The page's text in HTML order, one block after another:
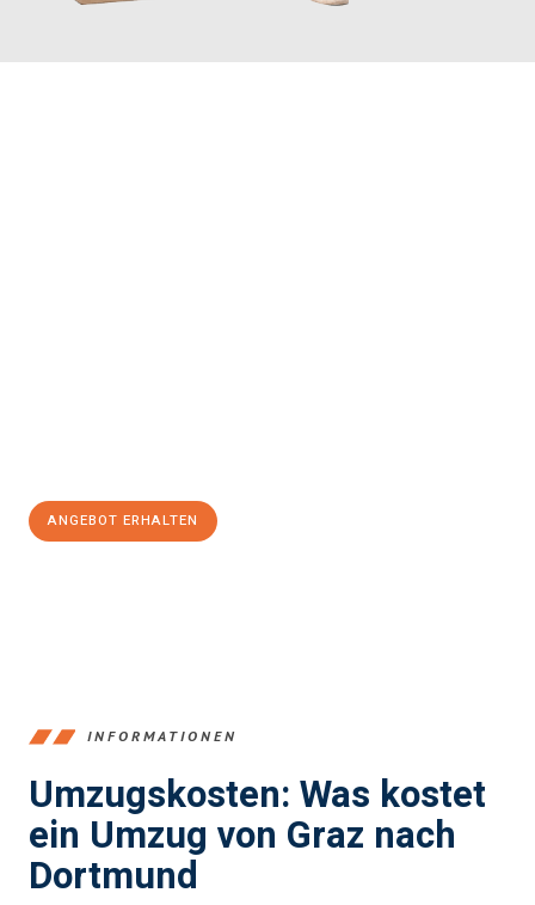
ANGEBOT ERHALTEN
INFORMATIONEN
Umzugskosten: Was kostet
ein Umzug von Graz nach
Dortmund